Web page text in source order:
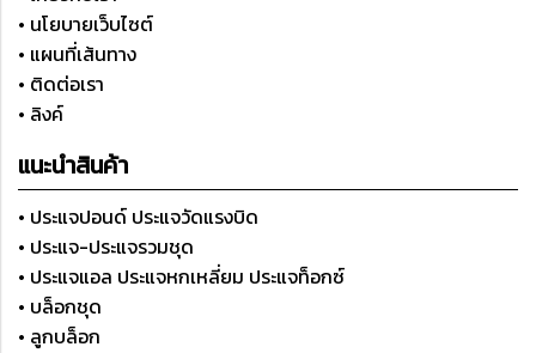
• นโยบายเว็บไซต์
• แผนที่เส้นทาง
• ติดต่อเรา
• ลิงค์
แนะนำสินค้า
• ประแจปอนด์ ประแจวัดแรงบิด
• ประแจ-ประแจรวมชุด
• ประแจแอล ประแจหกเหลี่ยม ประแจท็อกซ์
• บล็อกชุด
• ลูกบล็อก